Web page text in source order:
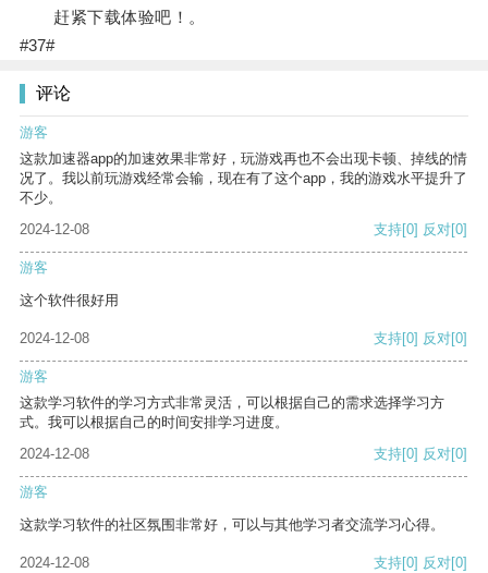
赶紧下载体验吧！。
#37#
评论
游客
这款加速器app的加速效果非常好，玩游戏再也不会出现卡顿、掉线的情
况了。我以前玩游戏经常会输，现在有了这个app，我的游戏水平提升了
不少。
2024-12-08
支持[0] 反对[0]
游客
这个软件很好用
2024-12-08 支持[0] 反对[0]
游客
这款学习软件的学习方式非常灵活，可以根据自己的需求选择学习方
式。我可以根据自己的时间安排学习进度。
2024-12-08
支持[0] 反对[0]
游客
这款学习软件的社区氛围非常好，可以与其他学习者交流学习心得。
2024-12-08 支持[0] 反对[0]